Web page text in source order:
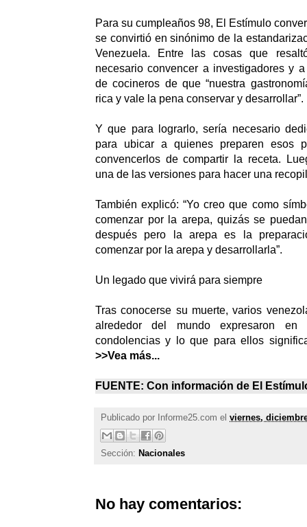
Para su cumpleaños 98, El Estímulo
se convirtió en sinónimo de la
Venezuela. Entre las cosas que
necesario convencer a investigadores y
de cocineros de que “nuestra
rica y vale la pena conservar y desarrollar”.
Y que para lograrlo, sería necesario
para ubicar a quienes preparen esos
convencerlos de compartir la receta.
una de las versiones para hacer una
También explicó: “Yo creo que como
comenzar por la arepa, quizás se
después pero la arepa es la
comenzar por la arepa y desarrollarla”.
Un legado que vivirá para siempre
Tras conocerse su muerte, varios
alrededor del mundo expresaron en
condolencias y lo que para ellos
>>Vea más...
FUENTE: Con información de El
Publicado por Informe25.com el viernes,
Sección: Nacionales
No hay comentarios: